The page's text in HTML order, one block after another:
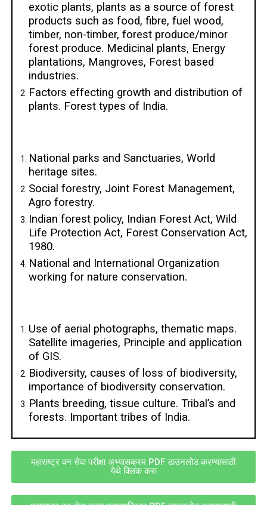
exotic plants, plants as a source of forest
products such as food, fibre, fuel wood,
timber, non-timber, forest produce/minor
forest produce. Medicinal plants, Energy
plantations, Mangroves, Forest based
industries.
Factors effecting growth and distribution of
plants. Forest types of India.
National parks and Sanctuaries, World
heritage sites.
Social forestry, Joint Forest Management,
Agro forestry.
Indian forest policy, Indian Forest Act, Wild
Life Protection Act, Forest Conservation Act,
1980.
National and International Organization
working for nature conservation.
Use of aerial photographs, thematic maps.
Satellite imageries, Principle and application
of GIS.
Biodiversity, causes of loss of biodiversity,
importance of biodiversity conservation.
Plants breeding, tissue culture. Tribal’s and
forests. Important tribes of India.
महाराष्ट्र वन सेवा परीक्षा अभ्यासक्रम PDF डाउनलोड करण्यासाठी
येथे क्लिक करा